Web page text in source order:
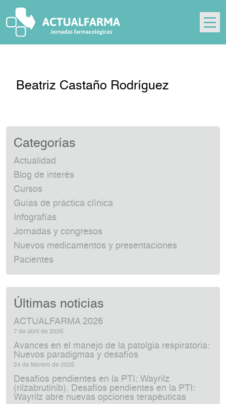
content
Beatriz Castaño Rodríguez
Categorías
Actualidad
Blog de interés
Cursos
Guías de práctica clínica
Infografías
Jornadas y congresos
Nuevos medicamentos y presentaciones
Pacientes
Últimas noticias
ACTUALFARMA 2026
7 de abril de 2026
Avances en el manejo de la patolgia respiratoria:
Nuevos paradigmas y desafíos
24 de febrero de 2026
Desafíos pendientes en la PTI: Wayrilz
(rilzabrutinib). Desafíos pendientes en la PTI:
Wayrilz abre nuevas opciones terapéuticas